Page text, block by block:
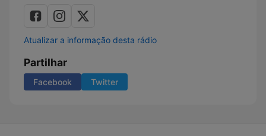
Atualizar a informação desta rádio
Partilhar
Facebook Twitter